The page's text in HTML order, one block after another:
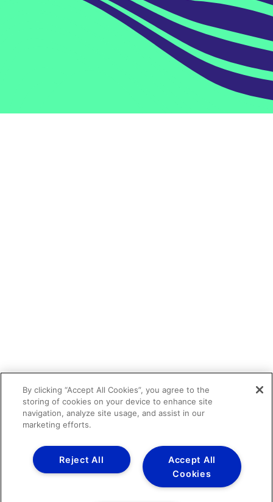
By clicking “Accept All Cookies”, you agree to the
storing of cookies on your device to enhance site
navigation, analyze site usage, and assist in our
marketing efforts.
Accept All
Cookies
Reject All